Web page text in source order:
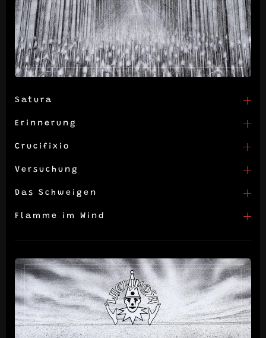
Satura
Erinnerung
Crucifixio
Versuchung
Das Schweigen
Flamme im Wind